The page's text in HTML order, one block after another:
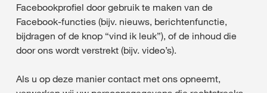
Facebookprofiel door gebruik te maken van de
Facebook-functies (bijv. nieuws, berichtenfunctie,
bijdragen of de knop “vind ik leuk”), of de inhoud die
door ons wordt verstrekt (bijv. video’s).
Als u op deze manier contact met ons opneemt,